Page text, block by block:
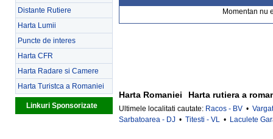
Distante Rutiere
Harta Lumii
Puncte de interes
Harta CFR
Harta Radare si Camere
Harta Turistca a Romaniei
Linkuri Sponsorizate
Momentan nu
Harta Romaniei Harta rutiera a
Ultimele localitati cautate: Racos - BV •
Sarbatoarea - DJ • Titesti - VL • Laculete